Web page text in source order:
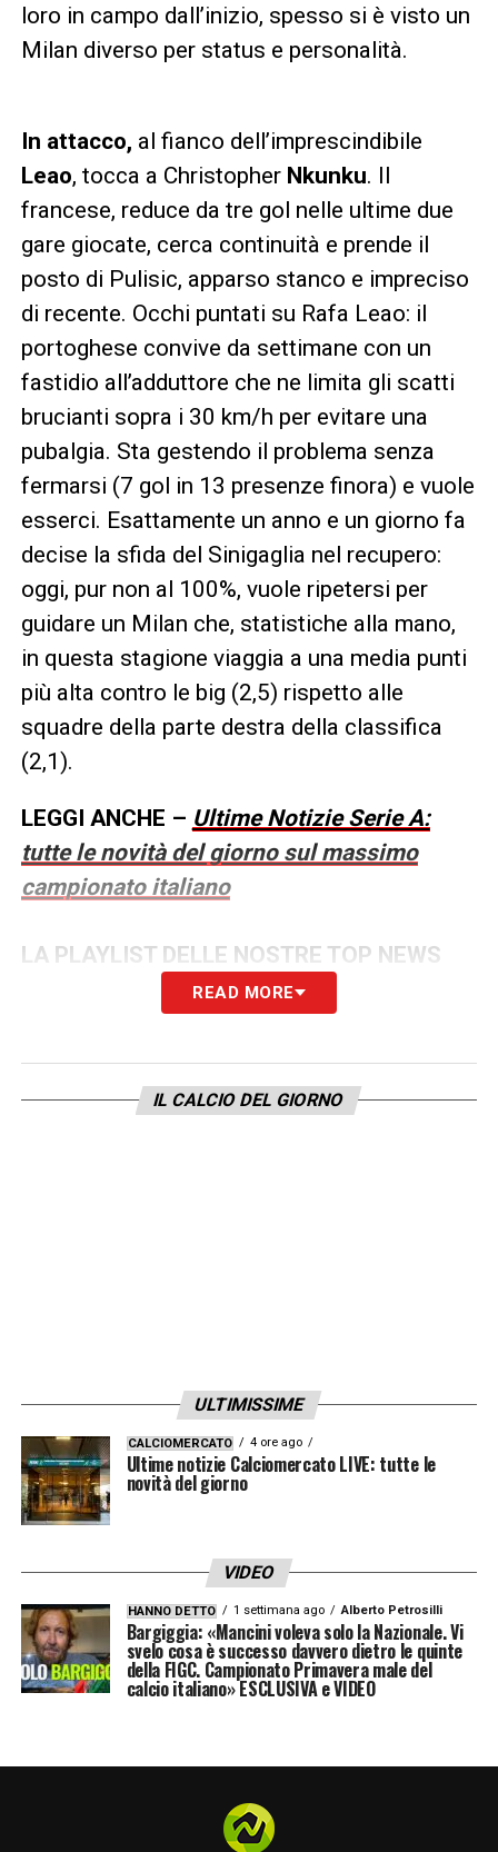
loro in campo dall’inizio, spesso si è visto un
Milan diverso per status e personalità.
In attacco, al fianco dell’imprescindibile
Leao, tocca a Christopher Nkunku. Il
francese, reduce da tre gol nelle ultime due
gare giocate, cerca continuità e prende il
posto di Pulisic, apparso stanco e impreciso
di recente. Occhi puntati su Rafa Leao: il
portoghese convive da settimane con un
fastidio all’adduttore che ne limita gli scatti
brucianti sopra i 30 km/h per evitare una
pubalgia. Sta gestendo il problema senza
fermarsi (7 gol in 13 presenze finora) e vuole
esserci. Esattamente un anno e un giorno fa
decise la sfida del Sinigaglia nel recupero:
oggi, pur non al 100%, vuole ripetersi per
guidare un Milan che, statistiche alla mano,
in questa stagione viaggia a una media punti
più alta contro le big (2,5) rispetto alle
squadre della parte destra della classifica
(2,1).
LEGGI ANCHE – Ultime Notizie Serie A:
tutte le novità del giorno sul massimo
campionato italiano
LA PLAYLIST DELLE NOSTRE TOP NEWS
READ MORE
IL CALCIO DEL GIORNO
ULTIMISSIME
CALCIOMERCATO 4 ore ago
Ultime notizie Calciomercato LIVE: tutte le
novità del giorno
VIDEO
HANNO DETTO 1 settimana ago Alberto Petrosilli
Bargiggia: «Mancini voleva solo la Nazionale. Vi
svelo cosa è successo davvero dietro le quinte
della FIGC. Campionato Primavera male del
calcio italiano» ESCLUSIVA e VIDEO